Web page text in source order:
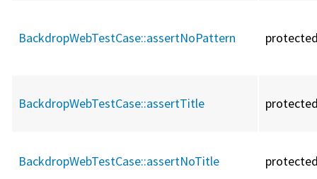
BackdropWebTestCase::assertNoPattern
BackdropWebTestCase::assertTitle
BackdropWebTestCase::assertNoTitle